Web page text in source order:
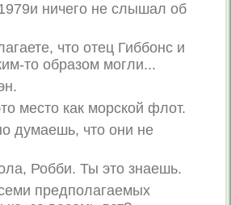
ничего не слышал об
что отец Гиббонс и
то образом могли...
место как морской флот.
думаешь, что они не
Робби. Ты это знаешь.
предполагаемых